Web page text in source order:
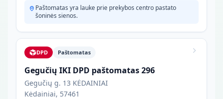
Paštomatas yra lauke prie prekybos centro pastato
šoninės sienos.
DPD Paštomatas
Gegučių IKI DPD paštomatas 296
Gegučių g. 13 KĖDAINIAI
Kėdainiai, 57461